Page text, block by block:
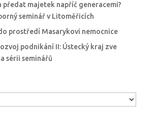
předat majetek napříč generacemi?
seminář v Litoměřicích
prostředí Masarykovi nemocnice
podnikání II: Ústecký kraj zve
sérii seminářů